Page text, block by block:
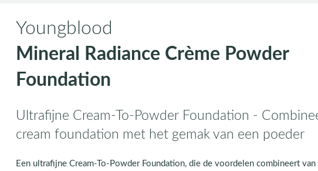
Youngblood
Mineral Radiance Crème Powder
Foundation
Ultrafijne Cream-To-Powder Foundation -
cream foundation met het gemak van een poeder
Een ultrafijne Cream-To-Powder Foundation, die de voordelen combineert van